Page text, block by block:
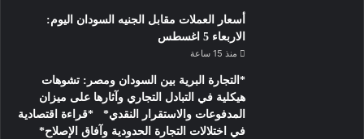
أسعار العملات مقابل الجنيه السودان اليوم:
الاربعاء 5 اغسطس
منذ 15 ساعة
*التجارة البرية بين السودان ومصر: تشوهات
هيكلية في التبادل التجاري وآثارها على ميزان
المدفوعات والاستقرار النقدي* *قراءة اقتصادية
في اختلالات التجارة الحدودية وآفاق الإصلاح*